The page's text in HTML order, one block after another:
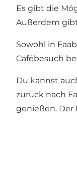
Es gibt die
Außerdem
Sowohl in
Cafébesuch
Du kannst
zurück nach
genießen. Der